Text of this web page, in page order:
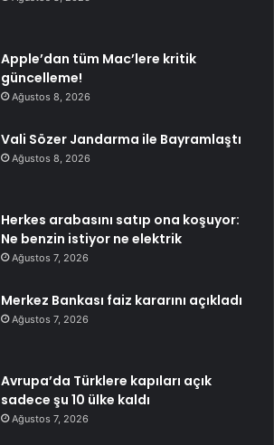
Apple’dan tüm Mac’lere kritik
güncelleme!
Ağustos 8, 2026
Vali Sözer Jandarma ile Bayramlaştı
Ağustos 8, 2026
Herkes arabasını satıp ona koşuyor:
Ne benzin istiyor ne elektrik
Ağustos 7, 2026
Merkez Bankası faiz kararını açıkladı
Ağustos 7, 2026
Avrupa’da Türklere kapıları açık
sadece şu 10 ülke kaldı
Ağustos 7, 2026